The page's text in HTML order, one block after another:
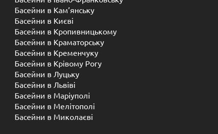
Басейни в Кам’янську
Басейни в Києві
Басейни в Кропивницькому
Басейни в Краматорську
Басейни в Кременчуку
Басейни в Крівому Рогу
Басейни в Луцьку
Басейни в Львіві
Басейни в Маріуполі
Басейни в Мелітополі
Басейни в Миколаєві